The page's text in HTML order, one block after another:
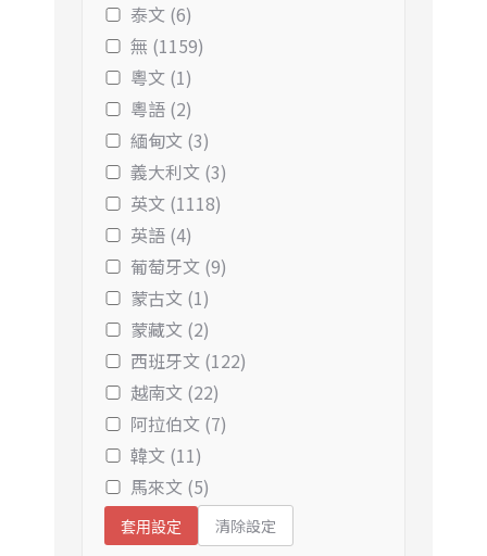
泰文 (6)
無 (1159)
粵文 (1)
粵語 (2)
緬甸文 (3)
義大利文 (3)
英文 (1118)
英語 (4)
葡萄牙文 (9)
蒙古文 (1)
蒙藏文 (2)
西班牙文 (122)
越南文 (22)
阿拉伯文 (7)
韓文 (11)
馬來文 (5)
套用設定 清除設定